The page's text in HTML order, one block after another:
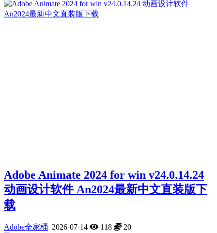
Adobe Animate 2024 for win v24.0.14.24
动画设计软件 An2024最新中文直装版下
载
Adobe全家桶 2026-07-14 118 20